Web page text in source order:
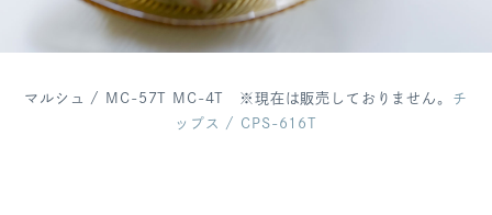
マルシュ / MC-57T MC-4T ※現在は販売しておりません。 チ
ップス / CPS-616T